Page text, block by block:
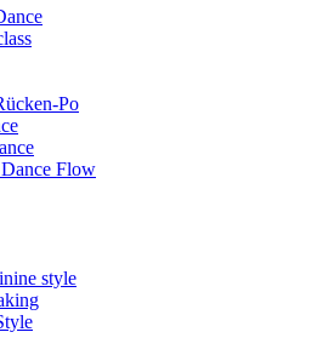
Po
Flow
style